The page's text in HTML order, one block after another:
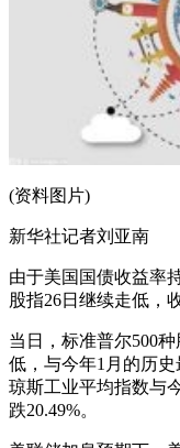
(资料图片)
新华社记者刘亚南
由于美国国债收益率
股指26日继续走低，
当日，标准普尔500
低，与今年1月的历
琼斯工业平均指数与
跌20.49%。